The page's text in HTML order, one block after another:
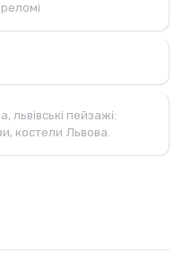
пейзажі:
костели Львова.